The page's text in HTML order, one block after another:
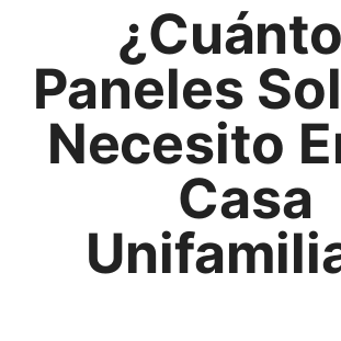
Paneles
Necesito
Casa